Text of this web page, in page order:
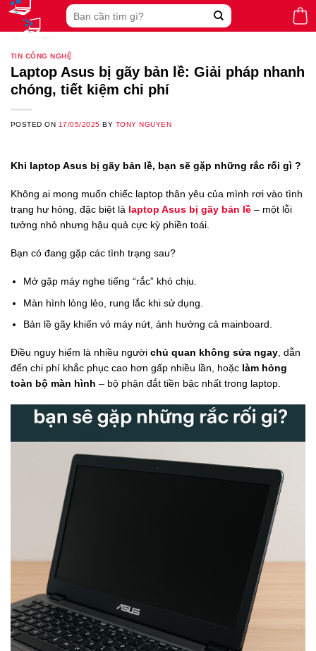
Skip
content
Search
for:
TIN CÔNG NGHỆ
Laptop Asus bị gãy bản lề: Giải pháp nhanh
chóng, tiết kiệm chi phí
POSTED ON 17/05/2025 BY TONY NGUYEN
Khi laptop Asus bị gãy bản lề, bạn sẽ gặp những rắc rối gì ?
Không ai mong muốn chiếc laptop thân yêu của mình rơi vào tình
trạng hư hỏng, đặc biệt là laptop Asus bị gãy bản lề – một lỗi
tưởng nhỏ nhưng hậu quả cực kỳ phiền toái.
Bạn có đang gặp các tình trạng sau?
Mở gập máy nghe tiếng “rắc” khó chịu.
Màn hình lỏng lẻo, rung lắc khi sử dụng.
Bản lề gãy khiến vỏ máy nứt, ảnh hưởng cả mainboard.
Điều nguy hiểm là nhiều người chủ quan không sửa ngay, dẫn
đến chi phí khắc phục cao hơn gấp nhiều lần, hoặc làm hỏng
toàn bộ màn hình – bộ phận đắt tiền bậc nhất trong laptop.